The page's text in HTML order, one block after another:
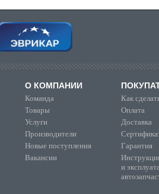
О КОМПАНИИ
Команда
Товары
Услуги
Производители
Новые поступления
Вакансии
Как
Оплата
Доставка
Гарантия
и